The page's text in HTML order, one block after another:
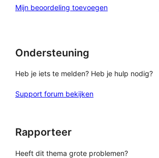
Mijn beoordeling toevoegen
Ondersteuning
Heb je iets te melden? Heb je hulp nodig?
Support forum bekijken
Rapporteer
Heeft dit thema grote problemen?